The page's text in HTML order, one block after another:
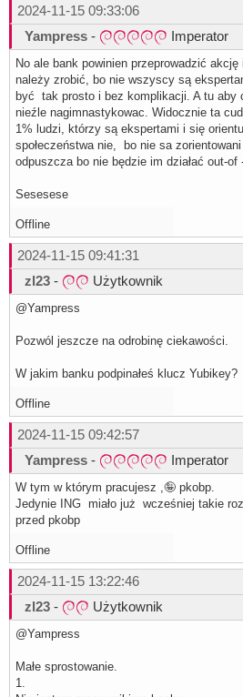
2024-11-15 09:33:06
Yampress - Imperator
No ale bank powinien przeprowadzić
należy zrobić, bo nie wszyscy są
być tak prosto i bez komplikacji. A tu aby
nieźle nagimnastykowac. Widocznie ta
1% ludzi, którzy są ekspertami i się
społeczeństwa nie, bo nie sa
odpuszcza bo nie będzie im działać out-of
Sesesese
Offline
2024-11-15 09:41:31
zl23 - Użytkownik
@Yampress
Pozwól jeszcze na odrobinę ciekawości.
W jakim banku podpinałeś klucz Yubikey?
Offline
2024-11-15 09:42:57
Yampress - Imperator
W tym w którym pracujesz ,🤪 pkobp.
Jedynie ING miało już wcześniej takie
przed pkobp
Offline
2024-11-15 13:22:46
zl23 - Użytkownik
@Yampress
Małe sprostowanie.
1.